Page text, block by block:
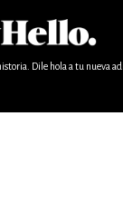
Dile hola a tu nueva